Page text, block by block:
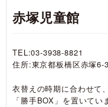
赤塚児童館
TEL:03-3938-8821
住所:東京都板橋区赤塚6-
衣替えの時期に合わせて
「勝手BOX」を置いてい